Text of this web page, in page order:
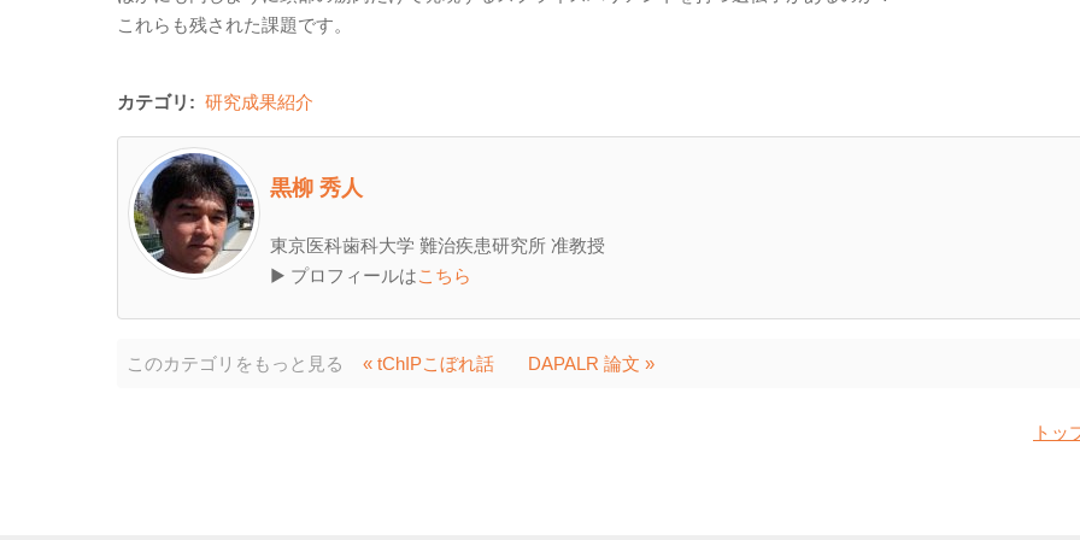
これらも残された課題です。
カテゴリ: 研究成果紹介
黒柳 秀人
東京医科歯科大学 難治疾患研究所 准教授
▶ プロフィールはこちら
このカテゴリをもっと見る « tChIPこぼれ話 DAPALR 論文 »
トッ